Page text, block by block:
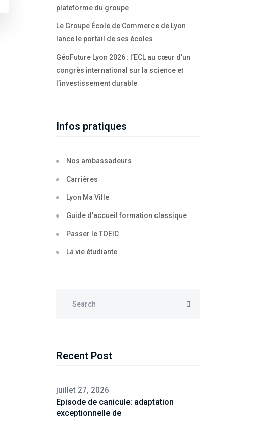
plateforme du groupe
Le Groupe École de Commerce de Lyon
lance le portail de ses écoles
GéoFuture Lyon 2026 : l’ECL au cœur d’un
congrès international sur la science et
l’investissement durable
Infos pratiques
Nos ambassadeurs
Carrières
Lyon Ma Ville
Guide d’accueil formation classique
Passer le TOEIC
La vie étudiante
Recent Post
juillet 27, 2026
Episode de canicule: adaptation
exceptionnelle de